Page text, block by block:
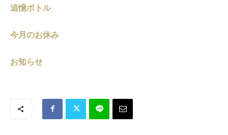
追憶ボトル
今月のお休み
お知らせ